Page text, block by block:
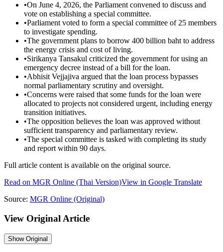
•On June 4, 2026, the Parliament convened to discuss and
vote on establishing a special committee.
•Parliament voted to form a special committee of 25 members
to investigate spending.
•The government plans to borrow 400 billion baht to address
the energy crisis and cost of living.
•Sirikanya Tansakul criticized the government for using an
emergency decree instead of a bill for the loan.
•Abhisit Vejjajiva argued that the loan process bypasses
normal parliamentary scrutiny and oversight.
•Concerns were raised that some funds for the loan were
allocated to projects not considered urgent, including energy
transition initiatives.
•The opposition believes the loan was approved without
sufficient transparency and parliamentary review.
•The special committee is tasked with completing its study
and report within 90 days.
Full article content is available on the original source.
Read on MGR Online (Thai Version)View in Google Translate
Source: MGR Online (Original)
View Original Article
ShowOriginal